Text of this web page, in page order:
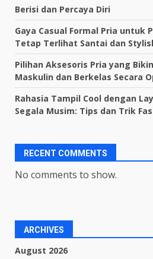
Berisi dan Percaya Diri
Gaya Casual Formal Pria untuk
Tetap Terlihat Santai dan
Pilihan Aksesoris Pria yang
Maskulin dan Berkelas Secara
Rahasia Tampil Cool dengan
Segala Musim: Tips dan Trik
RECENT COMMENTS
No comments to show.
ARCHIVES
August 2026